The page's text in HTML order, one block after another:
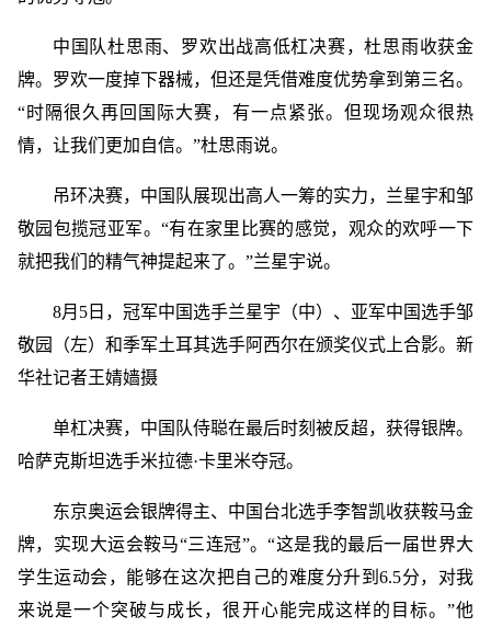
中国队杜思雨、罗欢出战高低杠决赛，杜思雨收获金
牌。罗欢一度掉下器械，但还是凭借难度优势拿到第三名。
“时隔很久再回国际大赛，有一点紧张。但现场观众很热
情，让我们更加自信。”杜思雨说。
吊环决赛，中国队展现出高人一筹的实力，兰星宇和邹
敬园包揽冠亚军。“有在家里比赛的感觉，观众的欢呼一下
就把我们的精气神提起来了。”兰星宇说。
8月5日，冠军中国选手兰星宇（中）、亚军中国选手邹
敬园（左）和季军土耳其选手阿西尔在颁奖仪式上合影。新
华社记者王婧嫱摄
单杠决赛，中国队侍聪在最后时刻被反超，获得银牌。
哈萨克斯坦选手米拉德·卡里米夺冠。
东京奥运会银牌得主、中国台北选手李智凯收获鞍马金
牌，实现大运会鞍马“三连冠”。“这是我的最后一届世界大
学生运动会，能够在这次把自己的难度分升到6.5分，对我
来说是一个突破与成长，很开心能完成这样的目标。”他